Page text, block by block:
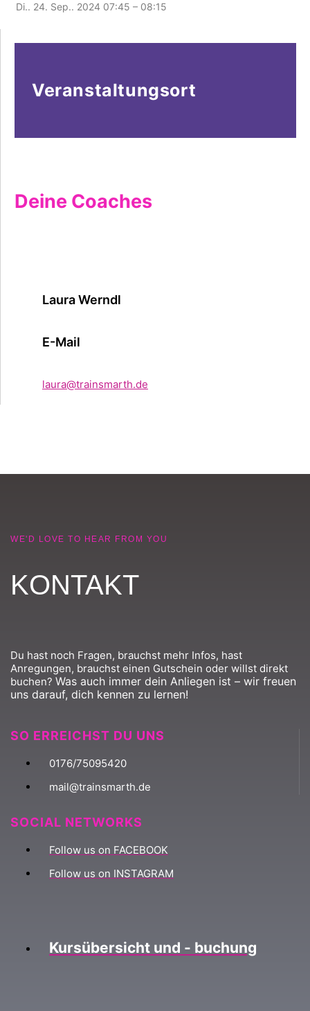
Di.. 24. Sep.. 2024 07:45 – 08:15
Veranstaltungsort
Deine Coaches
Laura Werndl
E-Mail
laura@trainsmarth.de
WE'D LOVE TO HEAR FROM YOU
KONTAKT
Du hast noch Fragen, brauchst mehr Infos, hast
Anregungen, brauchst einen Gutschein oder willst direkt
buchen? Was auch immer dein Anliegen ist – wir freuen
uns darauf, dich kennen zu lernen!
SO ERREICHST DU UNS
0176/75095420
mail@trainsmarth.de
SOCIAL NETWORKS
Follow us on FACEBOOK
Follow us on INSTAGRAM
Kursübersicht und - buchung